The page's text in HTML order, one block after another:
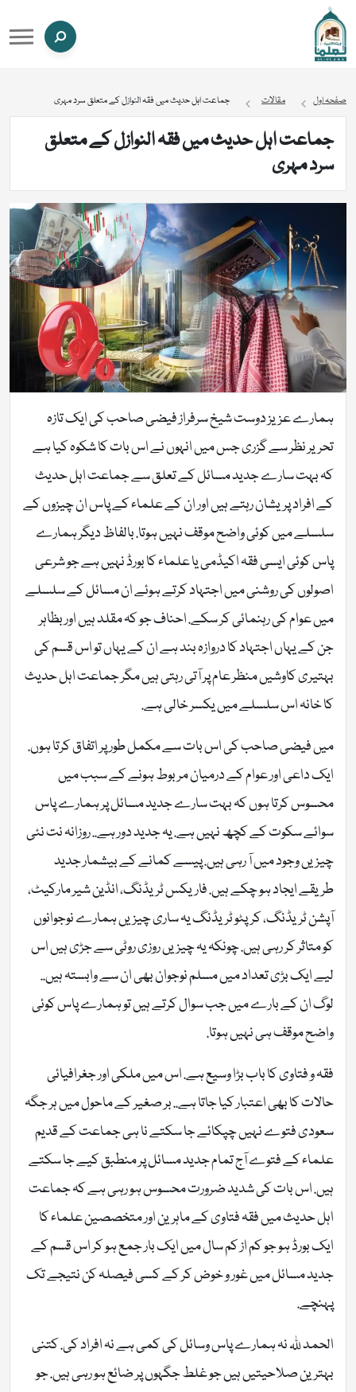
صفحہ اول مقالات جماعت اہل حدیث میں فقہ النوازل کے متعلق سرد مہری
جماعت اہل حدیث میں فقہ النوازل کے متعلق
سرد مہری
ہمارے عزیز دوست شیخ سرفراز فیضی صاحب کی ایک تازہ
تحریر نظر سے گزری جس میں انہوں نے اس بات کا شکوہ کیا ہے
کہ بہت سارے جدید مسائل کے تعلق سے جماعت اہل حدیث
کے افراد پریشان رہتے ہیں اور ان کے علماء کے پاس ان چیزوں کے
سلسلے میں کوئی واضح موقف نہیں ہوتا. بالفاظ دیگر ہمارے
پاس کوئی ایسی فقہ اکیڈمی یا علماء کا بورڈ نہیں ہے جو شرعی
اصولوں کی روشنی میں اجتہاد کرتے ہوئے ان مسائل کے سلسلے
میں عوام کی رہنمائی کر سکے. احناف جو کہ مقلد ہیں اور بظاہر
جن کے یہاں اجتہاد کا دروازہ بند ہے ان کے یہاں تو اس قسم کی
بہتیری کاوشیں منظر عام پر آتی رہتی ہیں مگر جماعت اہل حدیث
کا خانہ اس سلسلے میں یکسر خالی ہے.
میں فیضی صاحب کی اس بات سے مکمل طور پر اتفاق کرتا ہوں.
ایک داعی اور عوام کے درمیان مربوط ہونے کے سبب میں
محسوس کرتا ہوں کہ بہت سارے جدید مسائل پر ہمارے پاس
سوائے سکوت کے کچھ نہیں ہے. یہ جدید دور ہے.. روزانہ نت نئی
چیزیں وجود میں آ رہی ہیں. پیسے کمانے کے بیشمار جدید
طریقے ایجاد ہو چکے ہیں. فاریکس ٹریڈنگ، انڈین شیر مارکیٹ،
آپشن ٹریڈنگ، کرپٹو ٹریڈنگ یہ ساری چیزیں ہمارے نوجوانوں
کو متاثر کر رہی ہیں. چونکہ یہ چیزیں روزی روٹی سے جڑی ہیں اس
لیے ایک بڑی تعداد میں مسلم نوجوان بھی ان سے وابستہ ہیں..
لوگ ان کے بارے میں جب سوال کرتے ہیں تو ہمارے پاس کوئی
واضح موقف ہی نہیں ہوتا.
فقہ و فتاوی کا باب بڑا وسیع ہے. اس میں ملکی اور جغرافیائی
حالات کا بھی اعتبار کیا جاتا ہے.. بر صغیر کے ماحول میں ہر جگہ
سعودی فتوے نہیں چپکائے جا سکتے نا ہی جماعت کے قدیم
علماء کے فتوے آج تمام جدید مسائل پر منطبق کیے جا سکتے
ہیں. اس بات کی شدید ضرورت محسوس ہو رہی ہے کہ جماعت
اہل حدیث میں فقہ فتاوی کے ماہرین اور متخصصین علماء کا
ایک بورڈ ہو جو کم از کم سال میں ایک بار جمع ہو کر اس قسم کے
جدید مسائل میں غور و خوض کر کے کسی فیصلہ کن نتیجے تک
پہنچے.
الحمد للہ نہ ہمارے پاس وسائل کی کمی ہے نہ افراد کی. کتنی
بہترین صلاحیتیں ہیں جو غلط جگہوں پر ضائع ہو رہی ہیں. جو